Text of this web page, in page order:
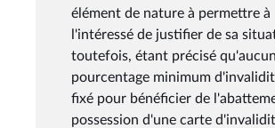
élément de nature à permettre à
l'intéressé de justifier de sa
toutefois, étant précisé qu'aucun
pourcentage minimum
fixé pour bénéficier de
possession d'une carte